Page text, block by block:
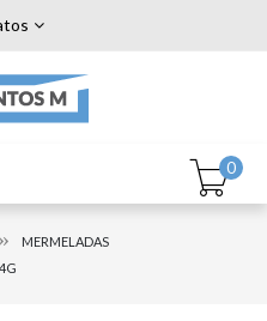
0
MERMELADAS